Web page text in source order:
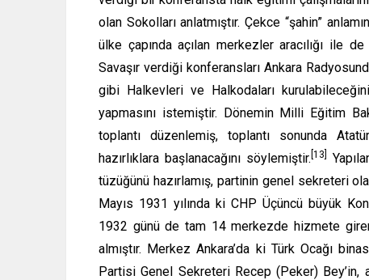
olan Sokolları anlatmıştır. Çekce “şahin”
ülke çapında açılan merkezler aracılığı ile
Savaşır verdiği konferansları Ankara
gibi Halkevleri ve Halkodaları
yapmasını istemiştir. Dönemin Milli Eğitim
toplantı düzenlemiş, toplantı sonunda
hazırlıklara başlanacağını söylemiştir. [13]
tüzüğünü hazırlamış, partinin genel sekreteri
Mayıs 1931 yılında ki CHP Üçüncü büyük
1932 günü de tam 14 merkezde hizmete
almıştır. Merkez Ankara’da ki Türk Ocağı
Partisi Genel Sekreteri Recep (Peker)